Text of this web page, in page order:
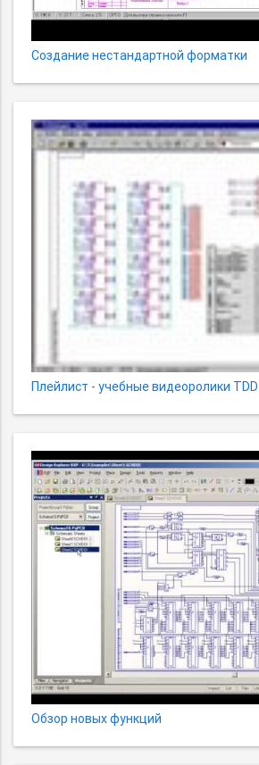
Создание нестандартной форматки
Плейлист - учебные видеоролики TDD
Обзор новых функций